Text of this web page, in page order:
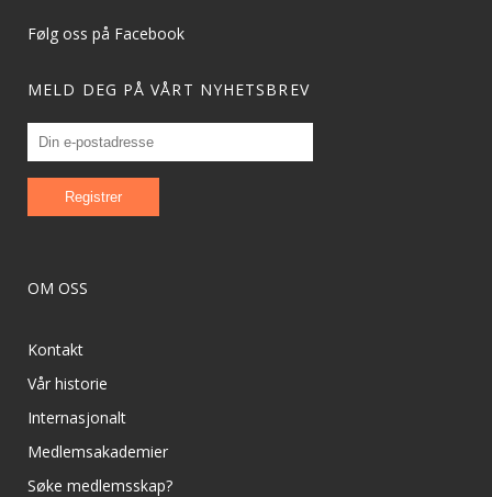
Følg oss på Facebook
MELD DEG PÅ VÅRT NYHETSBREV
OM OSS
Kontakt
Vår historie
Internasjonalt
Medlemsakademier
Søke medlemsskap?